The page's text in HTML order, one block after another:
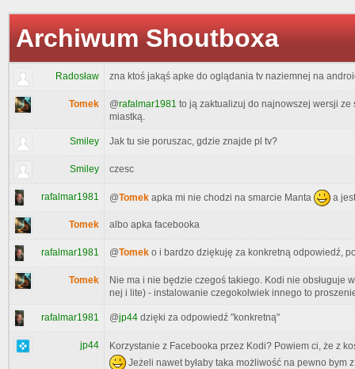
Archiwum Shoutboxa
Radosław zna ktoś jakąś apke do oglądania tv naziemnej na
Tomek @rafalmar1981 to ją zaktualizuj do najnowszej wersji
miastką.
Smiley Jak tu sie poruszac, gdzie znajde pl tv?
Smiley czesc
rafalmar1981 @Tomek apka mi nie chodzi na smarcie Manta a
Tomek albo apka facebooka
rafalmar1981 @Tomek o i bardzo dziękuję za konkretną odpowiedź,
Tomek
Nie ma i nie będzie czegoś takiego. Kodi nie obsługuje
nej i lite) - instalowanie czegokolwiek innego to
rafalmar1981 @jp44 dzięki za odpowiedź "konkretną"
jp44
Korzystanie z Facebooka przez Kodi? Powiem ci, że z
Jeżeli nawet byłaby taka możliwość na pewno bym